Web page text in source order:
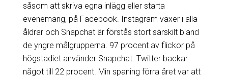
såsom att skriva egna inlägg eller starta
evenemang, på Facebook. Instagram växer i alla
åldrar och Snapchat är förstås stort särskilt bland
de yngre målgrupperna. 97 procent av flickor på
högstadiet använder Snapchat. Twitter backar
något till 22 procent. Min spaning förra året var att